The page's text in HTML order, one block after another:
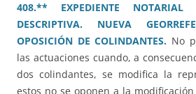
408.** EXPEDIENTE NOTARIAL
DESCRIPTIVA. NUEVA
OPOSICIÓN DE COLINDANTES. No
las actuaciones cuando, a
dos colindantes, se modifica la
estos no se oponen a la